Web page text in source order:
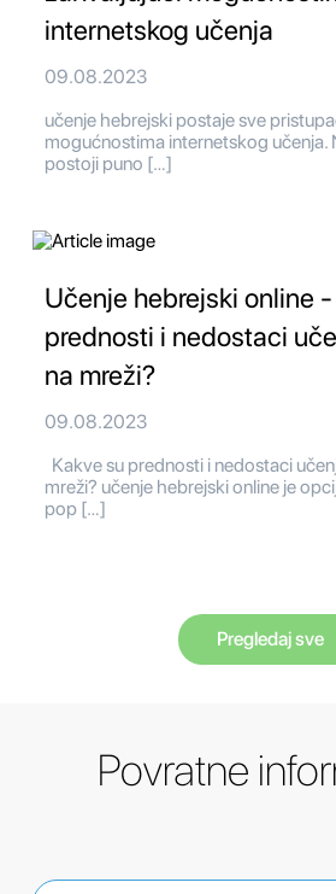
internetskog učenja
09.08.2023
učenje hebrejski postaje sve
mogućnostima internetskog učenja.
postoji puno […]
Učenje hebrejski online
prednosti i nedostaci
na mreži?
09.08.2023
Kakve su prednosti i nedostaci
mreži? učenje hebrejski online je
pop […]
Pregledaj sve
Povratne